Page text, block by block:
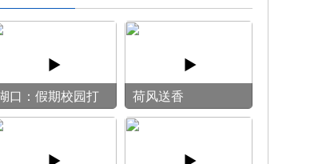
口：假期校园打
“方便门” 群众
荷风送香